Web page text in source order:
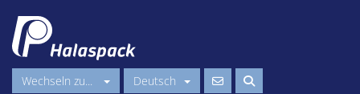
Wechseln zu... Deutsch